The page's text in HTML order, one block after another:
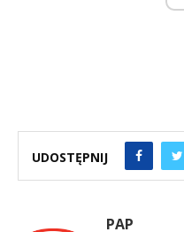
UDOSTĘPNIJ
PAP